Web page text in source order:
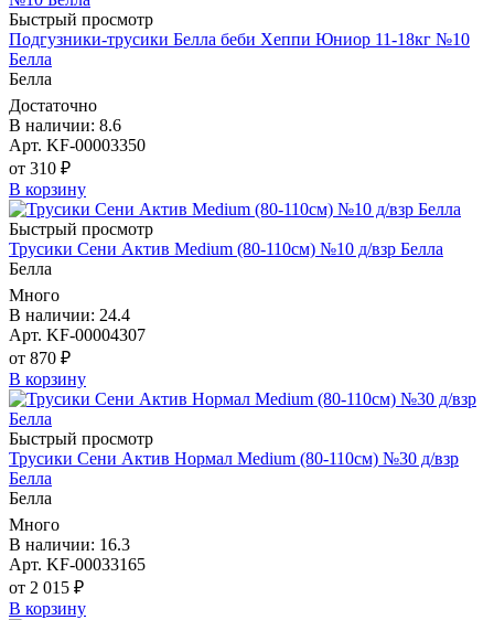
Быстрый просмотр
Подгузники-трусики Белла беби Хеппи Юниор 11-18кг №10
Белла
Белла
Достаточно
В наличии: 8.6
Арт. KF-00003350
от 310 ₽
В корзину
Быстрый просмотр
Трусики Сени Актив Medium (80-110см) №10 д/взр Белла
Белла
Много
В наличии: 24.4
Арт. KF-00004307
от 870 ₽
В корзину
Быстрый просмотр
Трусики Сени Актив Нормал Medium (80-110см) №30 д/взр
Белла
Белла
Много
В наличии: 16.3
Арт. KF-00033165
от 2 015 ₽
В корзину